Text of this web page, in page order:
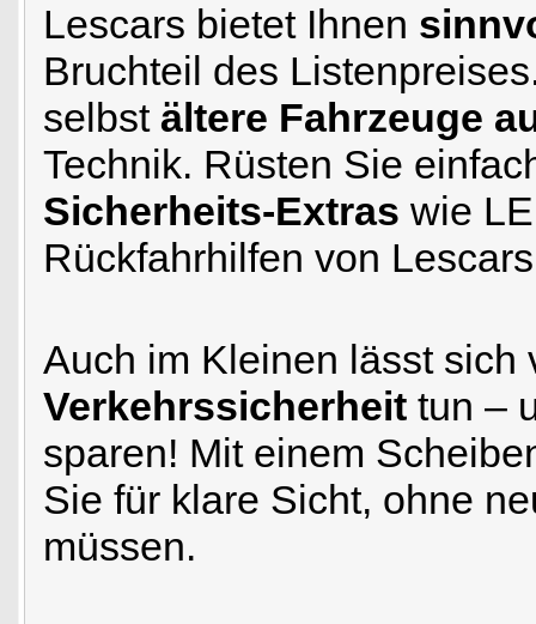
Lescars bietet Ihnen
Bruchteil des
selbst ältere Fahrzeuge
Technik. Rüsten Sie
Sicherheits-Extras wie
Rückfahrhilfen von
Auch im Kleinen lässt sich
Verkehrssicherheit tun –
sparen! Mit einem
Sie für klare Sicht, ohne
müssen.